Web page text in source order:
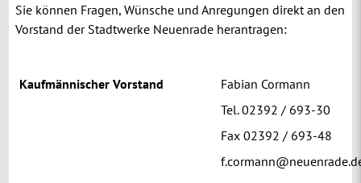
Sie können Fragen, Wünsche und Anregungen direkt an den
Vorstand der Stadtwerke Neuenrade herantragen:
Kaufmännischer Vorstand
Fabian Cormann
Tel. 02392 / 693-30
Fax 02392 / 693-48